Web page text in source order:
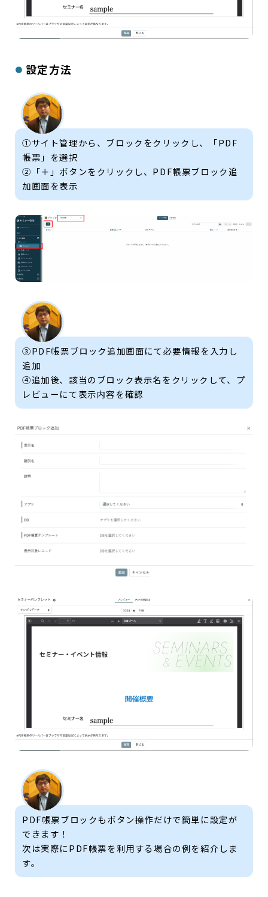
設定方法
①サイト管理から、ブロックをクリックし、「PDF
帳票」を選択
②「＋」ボタンをクリックし、PDF帳票ブロック追
加画面を表示
③PDF帳票ブロック追加画面にて必要情報を入力し
追加
④追加後、該当のブロック表示名をクリックして、プ
レビューにて表示内容を確認
PDF帳票ブロックもボタン操作だけで簡単に設定が
できます！
次は実際にPDF帳票を利用する場合の例を紹介しま
す。